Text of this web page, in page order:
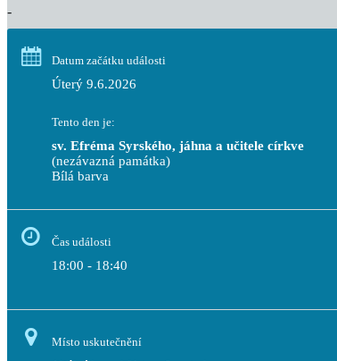
-
Datum začátku události
Úterý 9.6.2026
Tento den je:
sv. Efréma Syrského, jáhna a učitele církve
(nezávazná památka)
Bílá
Čas události
18:00 - 18:40
Místo uskutečnění